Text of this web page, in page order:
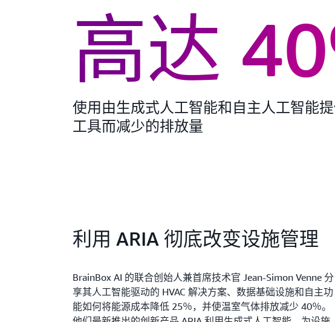
高达
使用由生成式人工智能和自主人工智能
工具而减少的排放量
利用 ARIA 彻底改变设施管理
BrainBox AI 的联合创始人兼首席技术官 Jean-Simon Venne 分
享其人工智能驱动的 HVAC 解决方案、数据基础设施和自主功
能如何将能源成本降低 25％，并使温室气体排放减少 40％。